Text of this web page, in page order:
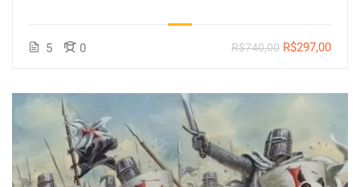
5 0 R$740,00 R$297,00